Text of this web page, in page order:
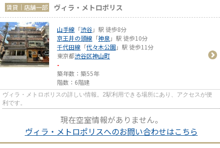
賃貸｜店舗一部 ヴィラ・メトロポリス
山手線 「渋谷」駅 徒歩8分
京王井の頭線 「神泉 」駅 徒歩10分
千代田線 「代々木公園」駅 徒歩11分
東京都渋谷区神山町
-
築年数：築55年
階数：6階建
ヴィラ・メトロポリスの詳しい情報。2駅利用できる場所にあり、アクセスが便
利です。
現在空室情報がありません。
ヴィラ・メトロポリスへのお問い合わせはこちら